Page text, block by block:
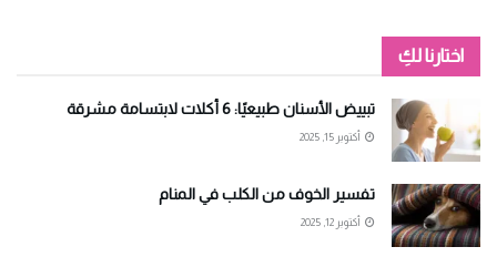
اختارنا لكِ
تبييض الأسنان طبيعيًا: 6 أكلات لابتسامة مشرقة
أكتوبر 15, 2025
تفسير الخوف من الكلب في المنام
أكتوبر 12, 2025